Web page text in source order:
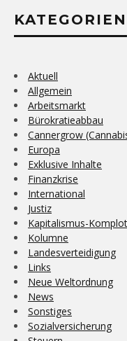
KATEGORIEN
Aktuell
Allgemein
Arbeitsmarkt
Bürokratieabbau
Cannergrow
Europa
Exklusive Inhalte
Finanzkrise
International
Justiz
Kapitalismus-
Kolumne
Landesverteidigung
Links
Neue Weltordnung
News
Sonstiges
Sozialversicherung